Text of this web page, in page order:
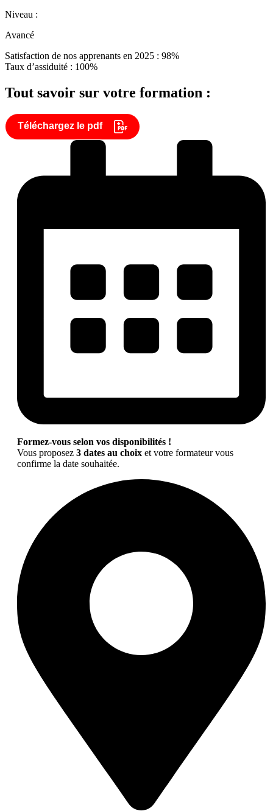
Niveau :
Avancé
Satisfaction de nos apprenants en 2025 : 98%
Taux d’assiduité : 100%
Tout savoir sur votre formation :
Téléchargez le pdf
Formez-vous selon vos disponibilités !
Vous proposez 3 dates au choix et votre formateur vous
confirme la date souhaitée.